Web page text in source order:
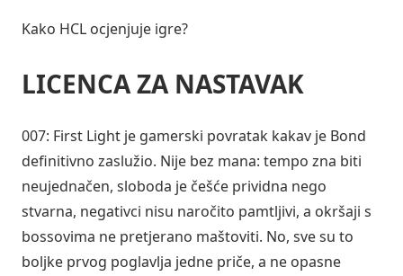
Kako HCL ocjenjuje igre?
LICENCA ZA NASTAVAK
007: First Light je gamerski povratak kakav je Bond
definitivno zaslužio. Nije bez mana: tempo zna biti
neujednačen, sloboda je češće prividna nego
stvarna, negativci nisu naročito pamtljivi, a okršaji s
bossovima ne pretjerano maštoviti. No, sve su to
boljke prvog poglavlja jedne priče, a ne opasne